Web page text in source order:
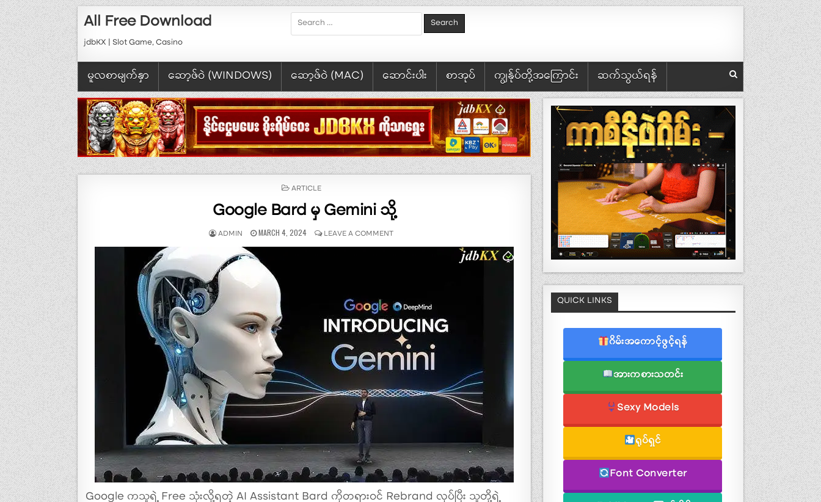
Skip to content
All Free Download
jdbKX | Slot Game, Casino
Search for:
မူလစာမျက်နှာ ဆော့ဖ်ဝဲ (WINDOWS) ဆော့ဖ်ဝဲ (MAC) ဆောင်းပါး စာအုပ် ကျွန်ုပ်တို့အကြောင်း ဆက်သွယ်ရန်
POSTED IN
ARTICLE
Google Bard မှ Gemini သို့
AUTHOR:
ADMIN PUBLISHED DATE:
MARCH 4, 2024 LEAVE A COMMENTON GOOGLE BARD မှ GEMINI သို့
Google ကသူရဲ့ Free သုံးလို့ရတဲ့ AI Assistant Bard ကိုတရားဝင် Rebrand လုပ်ပြီး သူတို့ရဲ့
QUICK LINKS
ဂိမ်းအကောင့်ဖွင့်ရန်
အားကစားသတင်း
Sexy Models
ရုပ်ရှင်
Font Converter